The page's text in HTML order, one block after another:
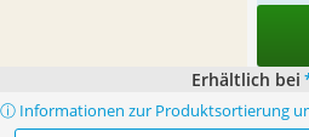
Erhältlich bei
ⓘ Informationen zur Produktsortierung